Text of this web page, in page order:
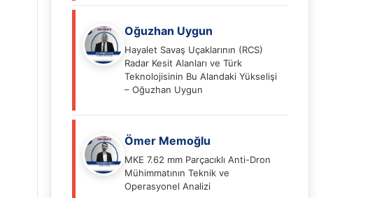
Oğuzhan Uygun
Hayalet Savaş Uçaklarının (RCS)
Radar Kesit Alanları ve Türk
Teknolojisinin Bu Alandaki Yükselişi
– Oğuzhan Uygun
Ömer Memoğlu
MKE 7.62 mm Parçacıklı Anti-Dron
Mühimmatının Teknik ve
Operasyonel Analizi